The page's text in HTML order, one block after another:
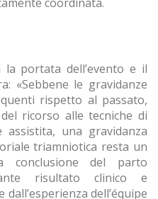
portata dell’evento e il
«Sebbene le gravidanze
rispetto al passato,
ricorso alle tecniche di
assistita, una gravidanza
triamniotica resta un
conclusione del parto
risultato clinico e
dell’équipe